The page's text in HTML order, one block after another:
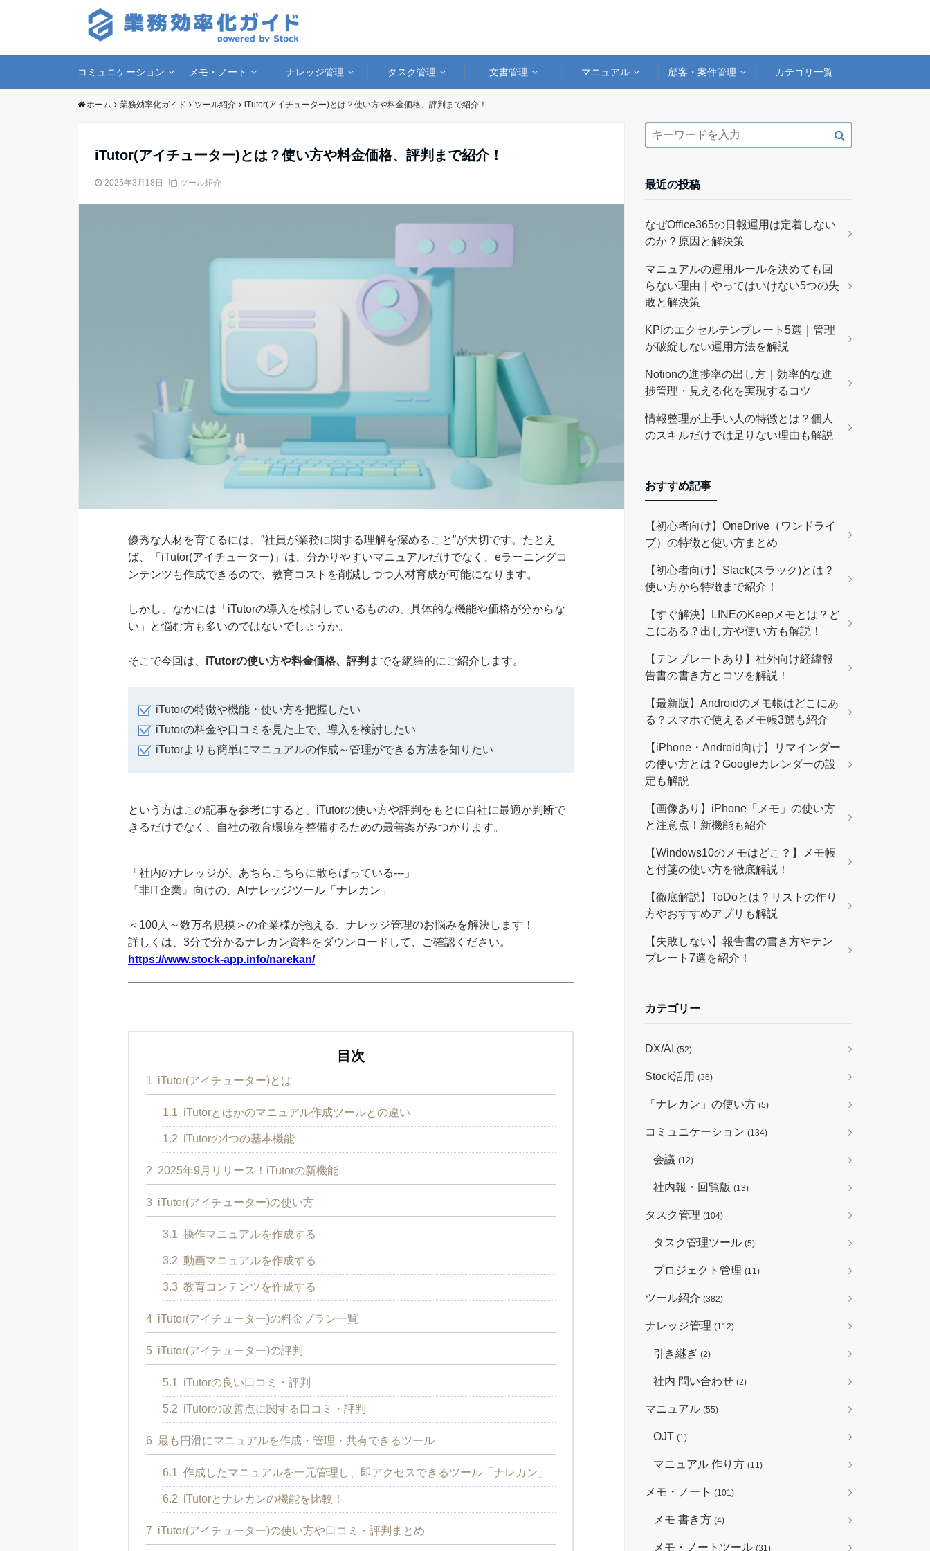
コミュニケーション メモ・ノート ナレッジ管理 タスク管理 文書管理 マニュアル 顧客・案件管理 カテゴリ一覧
ホーム 業務効率化ガイド ツール紹介 iTutor(アイチューター)とは？使い方や料金価格、評判まで紹介！
iTutor(アイチューター)とは？使い方や料金価格、評判まで紹介！
2025年3月18日 ツール紹介
優秀な人材を育てるには、”社員が業務に関する理解を深めること”が大切です。たとえ
ば、「iTutor(アイチューター)」は、分かりやすいマニュアルだけでなく、eラーニングコ
ンテンツも作成できるので、教育コストを削減しつつ人材育成が可能になります。
しかし、なかには「iTutorの導入を検討しているものの、具体的な機能や価格が分からな
い」と悩む方も多いのではないでしょうか。
そこで今回は、 iTutorの使い方や料金価格、評判 までを網羅的にご紹介します。
iTutorの特徴や機能・使い方を把握したい
iTutorの料金や口コミを見た上で、導入を検討したい
iTutorよりも簡単にマニュアルの作成～管理ができる方法を知りたい
という方はこの記事を参考にすると、iTutorの使い方や評判をもとに自社に最適か判断で
きるだけでなく、自社の教育環境を整備するための最善案がみつかります。
「社内のナレッジが、あちらこちらに散らばっている---」
『非IT企業』向けの、AIナレッジツール「ナレカン」
＜100人～数万名規模＞の企業様が抱える、ナレッジ管理のお悩みを解決します！
詳しくは、3分で分かるナレカン資料をダウンロードして、ご確認ください。
https://www.stock-app.info/narekan/
目次
1 iTutor(アイチューター)とは
1.1 iTutorとほかのマニュアル作成ツールとの違い
1.2 iTutorの4つの基本機能
2 2025年9月リリース！iTutorの新機能
3 iTutor(アイチューター)の使い方
3.1 操作マニュアルを作成する
3.2 動画マニュアルを作成する
3.3 教育コンテンツを作成する
4 iTutor(アイチューター)の料金プラン一覧
5 iTutor(アイチューター)の評判
5.1 iTutorの良い口コミ・評判
5.2 iTutorの改善点に関する口コミ・評判
6 最も円滑にマニュアルを作成・管理・共有できるツール
6.1 作成したマニュアルを一元管理し、即アクセスできるツール「ナレカン」
6.2 iTutorとナレカンの機能を比較！
7 iTutor(アイチューター)の使い方や口コミ・評判まとめ
最近の投稿
なぜOffice365の日報運用は定着しない
のか？原因と解決策
マニュアルの運用ルールを決めても回
らない理由｜やってはいけない5つの失
敗と解決策
KPIのエクセルテンプレート5選｜管理
が破綻しない運用方法を解説
Notionの進捗率の出し方｜効率的な進
捗管理・見える化を実現するコツ
情報整理が上手い人の特徴とは？個人
のスキルだけでは足りない理由も解説
おすすめ記事
【初心者向け】OneDrive（ワンドライ
ブ）の特徴と使い方まとめ
【初心者向け】Slack(スラック)とは？
使い方から特徴まで紹介！
【すぐ解決】LINEのKeepメモとは？ど
こにある？出し方や使い方も解説！
【テンプレートあり】社外向け経緯報
告書の書き方とコツを解説！
【最新版】Androidのメモ帳はどこにあ
る？スマホで使えるメモ帳3選も紹介
【iPhone・Android向け】リマインダー
の使い方とは？Googleカレンダーの設
定も解説
【画像あり】iPhone「メモ」の使い方
と注意点！新機能も紹介
【Windows10のメモはどこ？】メモ帳
と付箋の使い方を徹底解説！
【徹底解説】ToDoとは？リストの作り
方やおすすめアプリも解説
【失敗しない】報告書の書き方やテン
プレート7選を紹介！
カテゴリー
DX/AI (52)
Stock活用 (36)
「ナレカン」の使い方 (5)
コミュニケーション (134)
会議 (12)
社内報・回覧版 (13)
タスク管理 (104)
タスク管理ツール (5)
プロジェクト管理 (11)
ツール紹介 (382)
ナレッジ管理 (112)
引き継ぎ (2)
社内 問い合わせ (2)
マニュアル (55)
OJT (1)
マニュアル 作り方 (11)
メモ・ノート (101)
メモ 書き方 (4)
メモ・ノートツール (31)